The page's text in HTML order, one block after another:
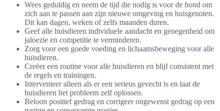
Wees geduldig en neem de tijd die nodig is voor de hond om
zich aan te passen aan zijn nieuwe omgeving en huisgenoten.
Dit kan dagen, weken of zelfs maanden duren.
Geef alle huisdieren individuele aandacht en genegenheid om
jaloezie en competitie te verminderen.
Zorg voor een goede voeding en lichaamsbeweging voor alle
huisdieren.
Creëer een routine voor alle huisdieren en blijf consistent met
de regels en trainingen.
Intervenieer alleen als er een serieus gevecht is en laat de
huisdieren het probleem zelf oplossen.
Beloon positief gedrag en corrigeer ongewenst gedrag op een